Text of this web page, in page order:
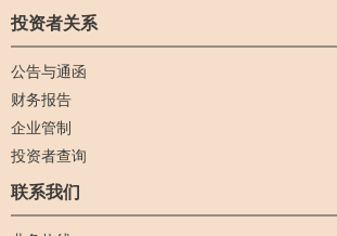
投资者关系
公告与通函
财务报告
企业管制
投资者查询
联系我们